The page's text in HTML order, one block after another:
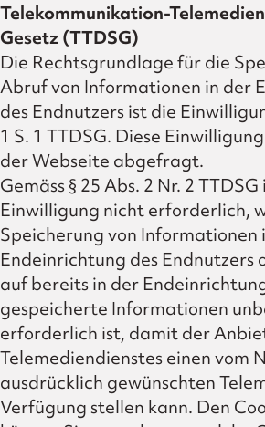
Telekommunikation-
Gesetz (TTDSG)
Die Rechtsgrundlage für die
Abruf von Informationen in der
des Endnutzers ist die
1 S. 1 TTDSG. Diese
der Webseite abgefragt.
Gemäss § 25 Abs. 2 Nr. 2
Einwilligung nicht erforderlich,
Speicherung von Informationen
Endeinrichtung des
auf bereits in der
gespeicherte Informationen
erforderlich ist, damit der
Telemediendienstes einen vom
ausdrücklich gewünschten
Verfügung stellen kann. Den